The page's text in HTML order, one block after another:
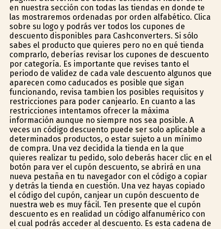
en nuestra sección con todas las tiendas en donde te
las mostraremos ordenadas por orden alfabético. Clica
sobre su logo y podrás ver todos los cupones de
descuento disponibles para Cashconverters. Si sólo
sabes el producto que quieres pero no en qué tienda
comprarlo, deberías revisar los cupones de descuento
por categoría. Es importante que revises tanto el
periodo de validez de cada vale descuento algunos que
aparecen como caducados es posible que sigan
funcionando, revisa tambien los posibles requisitos y
restricciones para poder canjearlo. En cuanto a las
restricciones intentamos ofrecer la máxima
información aunque no siempre nos sea posible. A
veces un código descuento puede ser solo aplicable a
determinados productos, o estar sujeto a un mínimo
de compra. Una vez decidida la tienda en la que
quieres realizar tu pedido, solo deberás hacer clic en el
botón para ver el cupón descuento, se abrirá en una
nueva pestaña en tu navegador con el código a copiar
y detrás la tienda en cuestión. Una vez hayas copiado
el código del cupón, canjear un cupón descuento de
nuestra web es muy fácil. Ten presente que el cupón
descuento es en realidad un código alfanumérico con
el cual podrás acceder al descuento. Es esta cadena de